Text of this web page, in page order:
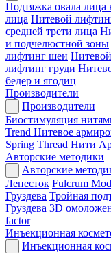
Подтяжка овала лица
лица Нитевой
средней трети лица
и подчелюстной зоны
лифтинг шеи
лифтинг груди
бедер и ягодиц
Производители
Производители
Биостимуляция
Trend Нитевое
Spring Thread Нити
Авторские методики
Авторские
Лепесток Fulcrum
Груздева Тройная
Груздева 3D
factor
Инъекционная
Инъекционная